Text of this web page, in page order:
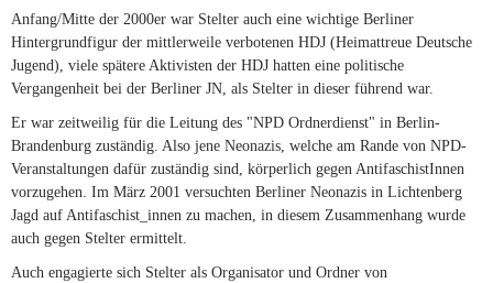
Anfang/Mitte der 2000er war Stelter auch eine wichtige Berliner
Hintergrundfigur der mittlerweile verbotenen HDJ (Heimattreue Deutsche
Jugend), viele spätere Aktivisten der HDJ hatten eine politische
Vergangenheit bei der Berliner JN, als Stelter in dieser führend war.
Er war zeitweilig für die Leitung des "NPD Ordnerdienst" in Berlin-
Brandenburg zuständig. Also jene Neonazis, welche am Rande von NPD-
Veranstaltungen dafür zuständig sind, körperlich gegen AntifaschistInnen
vorzugehen. Im März 2001 versuchten Berliner Neonazis in Lichtenberg
Jagd auf Antifaschist_innen zu machen, in diesem Zusammenhang wurde
auch gegen Stelter ermittelt.
Auch engagierte sich Stelter als Organisator und Ordner von